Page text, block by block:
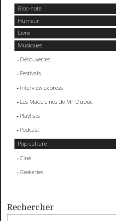
Bloc-note
Humeur
Livre
Musiques
Découvertes
Festivals
Interview express
Les Madeleines de Mr Dubuc
Playlists
Podcast
Pop culture
Ciné
Geekeries
Rechercher